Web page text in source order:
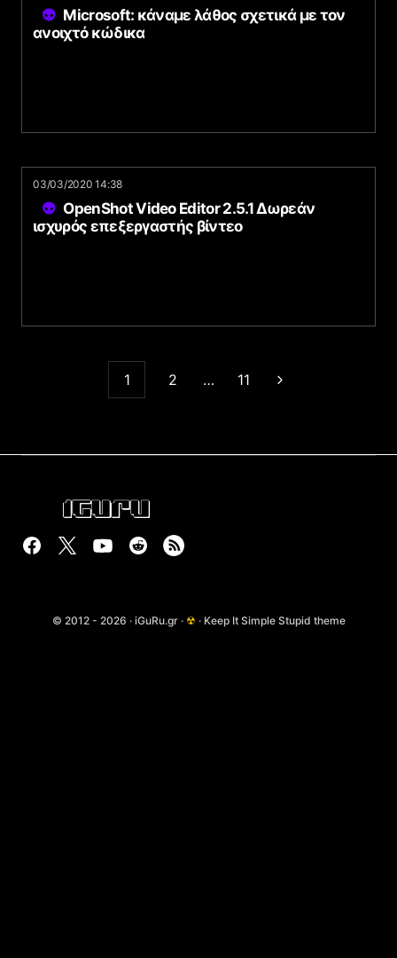
Microsoft: κάναμε λάθος σχετικά με τον
ανοιχτό κώδικα
03/03/2020 14:38
OpenShot Video Editor 2.5.1 Δωρεάν
ισχυρός επεξεργαστής βίντεο
1 2 … 11
© 2012 - 2026 · iGuRu.gr · ☢ · Keep It Simple Stupid theme